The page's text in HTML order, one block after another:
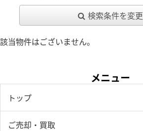
検索条件を変更
該当物件はございません。
メニュー
トップ
ご売却・買取